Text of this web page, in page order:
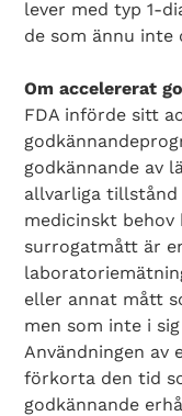
lever med typ 1-
de som ännu inte
Om accelererat
FDA införde sitt
godkännande av
allvarliga
medicinskt
surrogatmått är
eller annat mått
men som inte i
Användningen av
förkorta den tid
godkännande